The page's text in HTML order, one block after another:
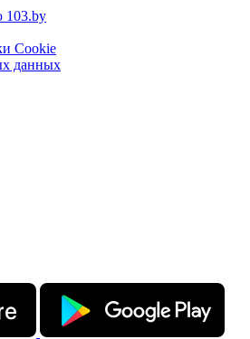
103.by
Cookie
данных